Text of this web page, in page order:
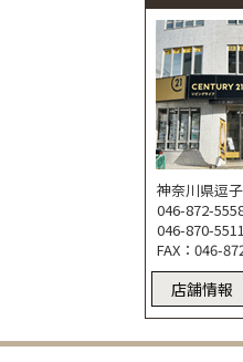
神奈川県逗
046-872-
046-870-
FAX：046-
店舗情報